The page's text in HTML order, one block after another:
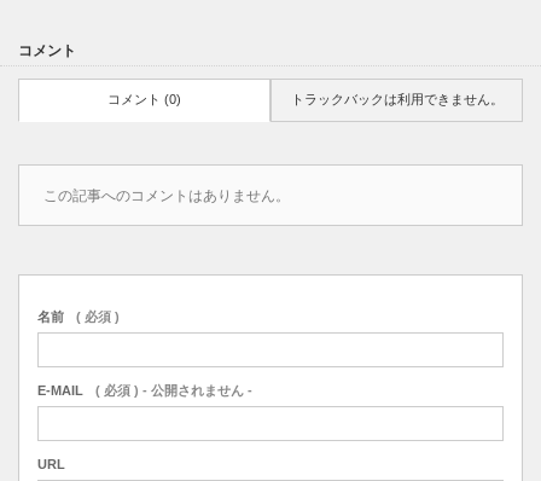
コメント
コメント (0) トラックバックは利用できません。
この記事へのコメントはありません。
名前 ( 必須 )
E-MAIL ( 必須 ) - 公開されません -
URL